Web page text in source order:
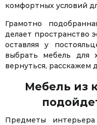
комфортных условий
Грамотно
делает пространство
оставляя у
выбрать мебель для
вернуться, расскажем
Мебель из
Предметы